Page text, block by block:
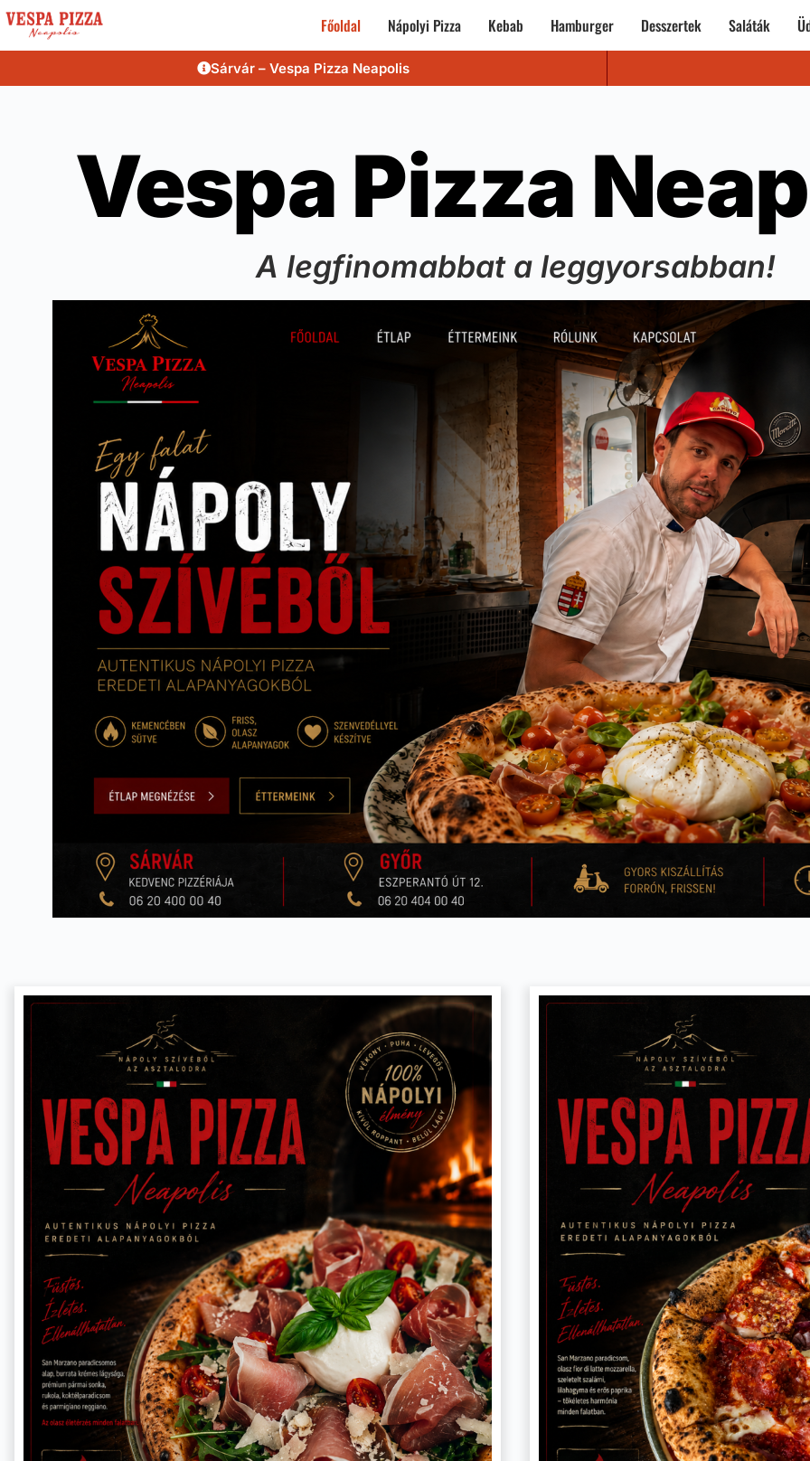
Főoldal Nápolyi Pizza Kebab Hamburger Desszertek Saláták
Sárvár – Vespa Pizza Neapolis
Vespa Pizza
A legfinomabbat a leggyorsabban!